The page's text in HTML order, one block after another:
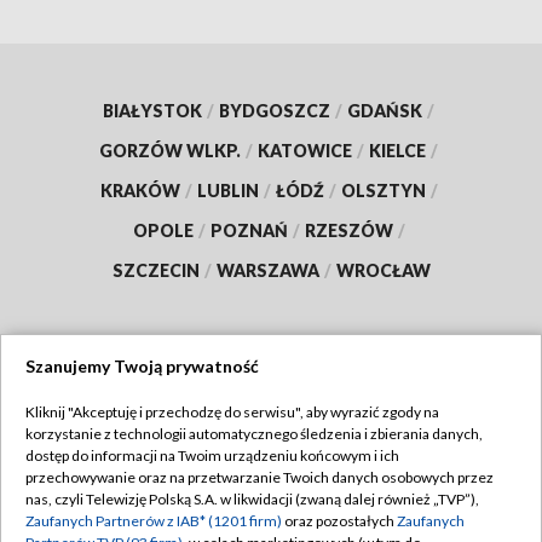
BIAŁYSTOK / BYDGOSZCZ / GDAŃSK /
GORZÓW WLKP. / KATOWICE / KIELCE /
KRAKÓW / LUBLIN / ŁÓDŹ / OLSZTYN /
OPOLE / POZNAŃ / RZESZÓW /
SZCZECIN / WARSZAWA / WROCŁAW
TVP
Abonament TVP
Emisja w TVP
Regulamin TVP
Polityka prywatności
Szanujemy Twoją prywatność
Kliknij "Akceptuję i przechodzę do serwisu", aby wyrazić zgody na
korzystanie z technologii automatycznego śledzenia i zbierania danych,
dostęp do informacji na Twoim urządzeniu końcowym i ich
przechowywanie oraz na przetwarzanie Twoich danych osobowych przez
nas, czyli Telewizję Polską S.A. w likwidacji (zwaną dalej również „TVP”),
Zaufanych Partnerów z IAB* (1201 firm) oraz pozostałych Zaufanych